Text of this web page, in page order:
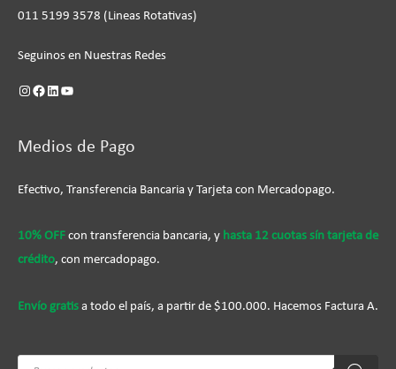
011 5199 3578 (Lineas Rotativas)
Seguinos en Nuestras Redes
Medios de Pago
Efectivo, Transferencia Bancaria y Tarjeta con Mercadopago.
10% OFF con transferencia bancaria, y hasta 12 cuotas sín tarjeta de
crédito, con mercadopago.
Envío gratis a todo el país, a partir de $100.000. Hacemos Factura A.
Búsqueda